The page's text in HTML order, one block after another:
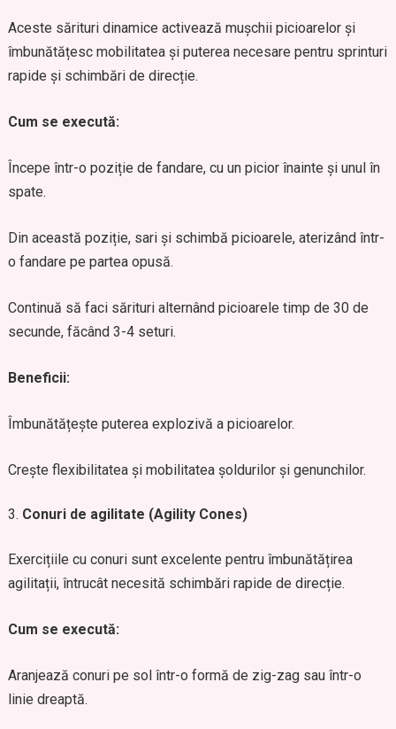
Aceste sărituri dinamice activează mușchii picioarelor și
îmbunătățesc mobilitatea și puterea necesare pentru sprinturi
rapide și schimbări de direcție.
Cum se execută:
Începe într-o poziție de fandare, cu un picior înainte și unul în
spate.
Din această poziție, sari și schimbă picioarele, aterizând într-
o fandare pe partea opusă.
Continuă să faci sărituri alternând picioarele timp de 30 de
secunde, făcând 3-4 seturi.
Beneficii:
Îmbunătățește puterea explozivă a picioarelor.
Crește flexibilitatea și mobilitatea șoldurilor și genunchilor.
Conuri de agilitate (Agility Cones)
Exercițiile cu conuri sunt excelente pentru îmbunătățirea
agilitații, întrucât necesită schimbări rapide de direcție.
Cum se execută:
Aranjează conuri pe sol într-o formă de zig-zag sau într-o
linie dreaptă.